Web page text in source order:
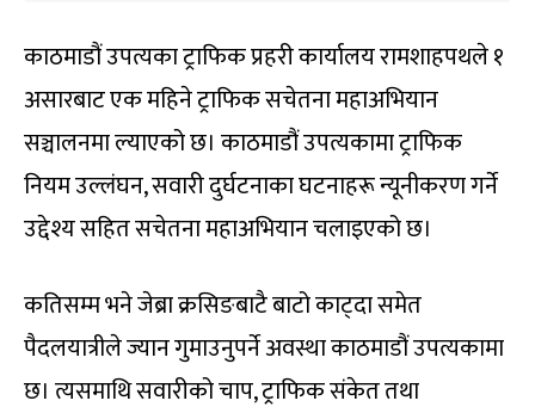
काठमाडौं उपत्यका ट्राफिक प्रहरी कार्यालय रामशाहपथले १
असारबाट एक महिने ट्राफिक सचेतना महाअभियान
सञ्चालनमा ल्याएको छ। काठमाडौं उपत्यकामा ट्राफिक
नियम उल्लंघन, सवारी दुर्घटनाका घटनाहरू न्यूनीकरण गर्ने
उद्देश्य सहित सचेतना महाअभियान चलाइएको छ।
कतिसम्म भने जेब्रा क्रसिङबाटै बाटो काट्दा समेत
पैदलयात्रीले ज्यान गुमाउनुपर्ने अवस्था काठमाडौं उपत्यकामा
छ। त्यसमाथि सवारीको चाप, ट्राफिक संकेत तथा